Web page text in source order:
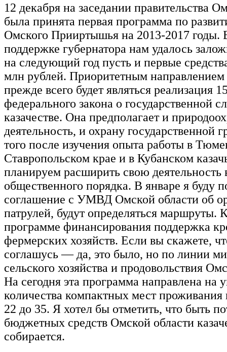
12 декабря на заседании правительства
была принята первая программа по
Омского Прииртышья на 2013-2017 годы.
поддержке губернатора нам удалось
на следующий год пусть и первые
млн рублей. Приоритетным направлением
прежде всего будет являться реализация
федерального закона о государственной
казачестве. Она предполагает и
деятельность, и охрану государственной
того после изучения опыта работы в
Ставропольском крае и в Кубанском
планируем расширить свою деятельность
общественного порядка. В январе я буду
соглашение с УМВД Омской области об
патрулей, будут определяться маршруты.
программе финансирования поддержка
фермерских хозяйств. Если вы скажете,
соглашусь — да, это было, но по линии
сельского хозяйства и продовольствия
На сегодня эта программа направлена на
количества компактных мест проживания
22 до 35. Я хотел бы отметить, что быть
бюджетных средств Омской области
собирается.